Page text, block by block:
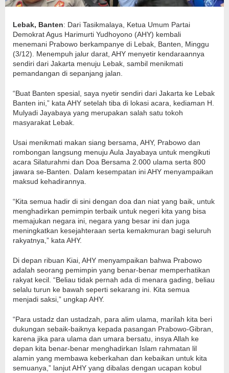
Lebak, Banten: Dari Tasikmalaya, Ketua Umum Partai
Demokrat Agus Harimurti Yudhoyono (AHY) kembali
menemani Prabowo berkampanye di Lebak, Banten, Minggu
(3/12). Menempuh jalur darat, AHY menyetir kendaraannya
sendiri dari Jakarta menuju Lebak, sambil menikmati
pemandangan di sepanjang jalan.
“Buat Banten spesial, saya nyetir sendiri dari Jakarta ke Lebak
Banten ini,” kata AHY setelah tiba di lokasi acara, kediaman H.
Mulyadi Jayabaya yang merupakan salah satu tokoh
masyarakat Lebak.
Usai menikmati makan siang bersama, AHY, Prabowo dan
rombongan langsung menuju Aula Jayabaya untuk mengikuti
acara Silaturahmi dan Doa Bersama 2.000 ulama serta 800
jawara se-Banten. Dalam kesempatan ini AHY menyampaikan
maksud kehadirannya.
“Kita semua hadir di sini dengan doa dan niat yang baik, untuk
menghadirkan pemimpin terbaik untuk negeri kita yang bisa
memajukan negara ini, negara yang besar ini dan juga
meningkatkan kesejahteraan serta kemakmuran bagi seluruh
rakyatnya,” kata AHY.
Di depan ribuan Kiai, AHY menyampaikan bahwa Prabowo
adalah seorang pemimpin yang benar-benar memperhatikan
rakyat kecil. “Beliau tidak pernah ada di menara gading, beliau
selalu turun ke bawah seperti sekarang ini. Kita semua
menjadi saksi,” ungkap AHY.
“Para ustadz dan ustadzah, para alim ulama, marilah kita beri
dukungan sebaik-baiknya kepada pasangan Prabowo-Gibran,
karena jika para ulama dan umara bersatu, insya Allah ke
depan kita benar-benar menghadirkan Islam rahmatan lil
alamin yang membawa keberkahan dan kebaikan untuk kita
semuanya,” lanjut AHY yang dibalas dengan ucapan kobul